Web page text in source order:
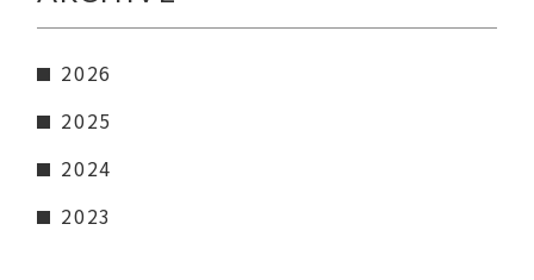
2026
2025
2024
2023